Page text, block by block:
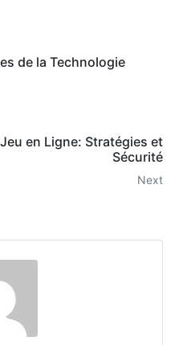
de la Technologie
en Ligne: Stratégies et
Sécurité
Next